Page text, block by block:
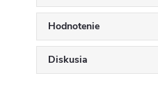
Hodnotenie
Diskusia